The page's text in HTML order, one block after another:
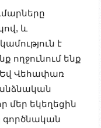
և
է
ողջունում ենք
Վեհափառ
մեր եկեղեցին